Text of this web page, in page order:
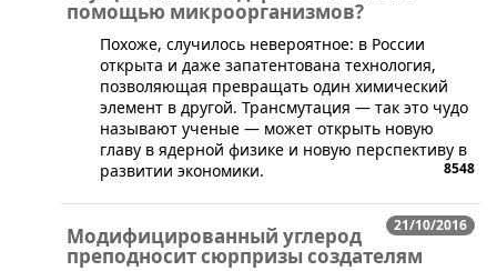
помощью микроорганизмов?
​Похоже, случилось невероятное: в России
открыта и даже запатентована технология,
позволяющая превращать один химический
элемент в другой. Трансмутация — так это чудо
называют ученые — может открыть новую
главу в ядерной физике и новую перспективу в
развитии экономики.
8548
21/10/2016
Модифицированный углерод
преподносит сюрпризы создателям